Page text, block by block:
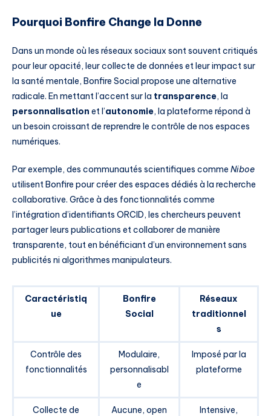
Pourquoi Bonfire Change la Donne
Dans un monde où les réseaux sociaux sont souvent critiqués
pour leur opacité, leur collecte de données et leur impact sur
la santé mentale, Bonfire Social propose une alternative
radicale. En mettant l’accent sur la transparence, la
personnalisation et l’autonomie, la plateforme répond à
un besoin croissant de reprendre le contrôle de nos espaces
numériques.
Par exemple, des communautés scientifiques comme Niboe
utilisent Bonfire pour créer des espaces dédiés à la recherche
collaborative. Grâce à des fonctionnalités comme
l’intégration d’identifiants ORCID, les chercheurs peuvent
partager leurs publications et collaborer de manière
transparente, tout en bénéficiant d’un environnement sans
publicités ni algorithmes manipulateurs.
Caractéristiq
ue
Bonfire
Social
Réseaux
traditionnel
s
Contrôle des
fonctionnalités
Modulaire,
personnalisabl
e
Imposé par la
plateforme
Collecte de
Aucune, open
Intensive,